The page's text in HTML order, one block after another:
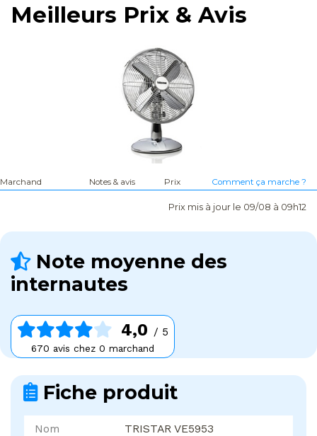
Meilleurs Prix & Avis
Marchand Notes & avis Prix Comment ça marche ?
Prix mis à jour le 09/08 à 09h12
Note moyenne des
internautes
4,0 / 5
670 avis chez 0 marchand
Fiche produit
Nom
TRISTAR VE5953